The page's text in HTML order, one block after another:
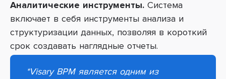
Аналитические инструменты. Система
включает в себя инструменты анализа и
структуризации данных, позволяя в короткий
срок создавать наглядные отчеты.
*Visary BPMявляется одним из